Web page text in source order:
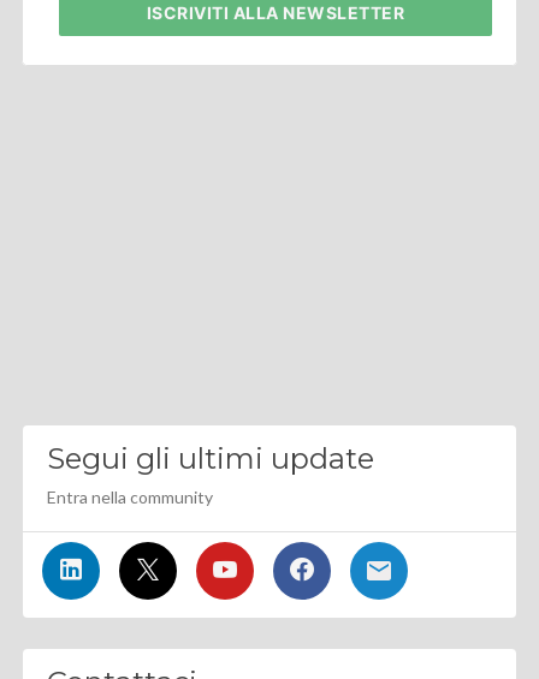
ISCRIVITI ALLA NEWSLETTER
Segui gli ultimi update
Entra nella community